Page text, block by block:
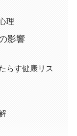
理
影響
らす健康リス